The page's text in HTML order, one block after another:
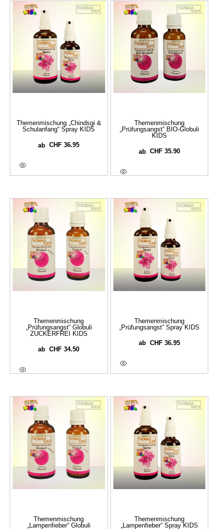
Themenmischung „Chindsgi &
Schulanfang“ Spray KIDS
abCHF 36.95
Themenmischung
„Prüfungsangst“ BIO-Globuli
KIDS
ab CHF35.90
Themenmischung
„Prüfungsangst“ Globuli
ZUCKERFREI KIDS
abCHF 34.50
Themenmischung
„Prüfungsangst“ Spray KIDS
ab CHF36.95
Themenmischung
„Lampenfieber“ Globuli
Themenmischung
„Lampenfieber“ Spray KIDS